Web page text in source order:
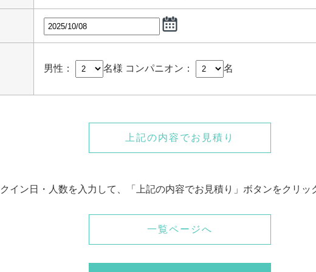
男性： 名様 コンパニオン： 名
上記の内容でお見積り
イン日・人数を入力して、「上記の内容でお見積り」ボタンをクリッ
一覧ページへ